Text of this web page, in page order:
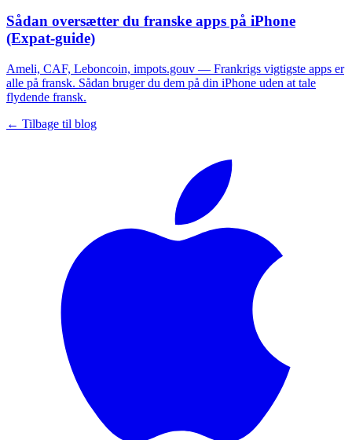
Sådan oversætter du franske apps på iPhone
(Expat-guide)
Ameli, CAF, Leboncoin, impots.gouv — Frankrigs vigtigste apps er
alle på fransk. Sådan bruger du dem på din iPhone uden at tale
flydende fransk.
← Tilbage til blog